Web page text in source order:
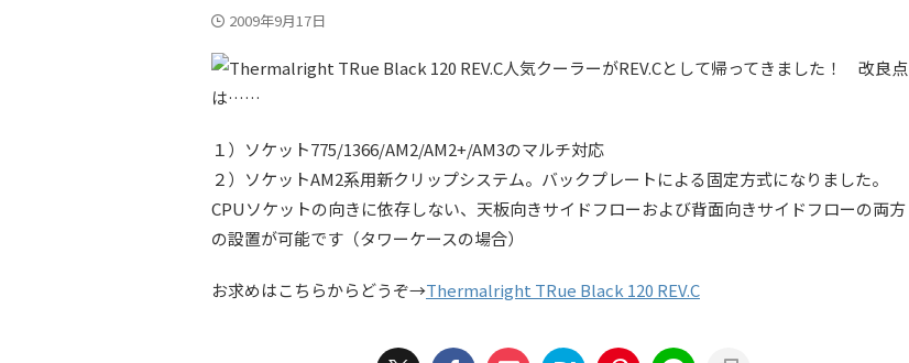
2009年9月17日
人気クーラーがREV.Cとして帰ってきました！ 改良点
は……
１）ソケット775/1366/AM2/AM2+/AM3のマルチ対応
２）ソケットAM2系用新クリップシステム。バックプレートによる固定方式になりました。
CPUソケットの向きに依存しない、天板向きサイドフローおよび背面向きサイドフローの両方
の設置が可能です（タワーケースの場合）
お求めはこちらからどうぞ→Thermalright TRue Black 120 REV.C